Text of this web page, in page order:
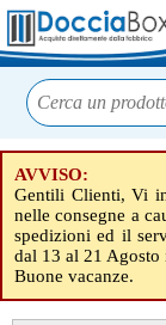
AVVISO:
Gentili Clienti, Vi
nelle consegne a
spedizioni ed il
dal 13 al 21 Agosto
Buone vacanze.